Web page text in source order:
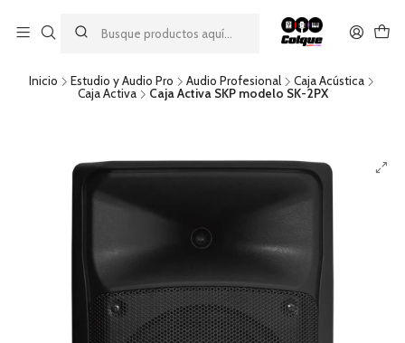
descuento por pago con transferencia bancaria
por una compra mínima de $49.990. Este descuento no es
acumulable a otras promociones ni aplicable a gastos de envío.
Inicio Estudio y Audio Pro Audio Profesional
Caja Acústica
Caja Activa
Caja Activa SKP modelo SK-2PX